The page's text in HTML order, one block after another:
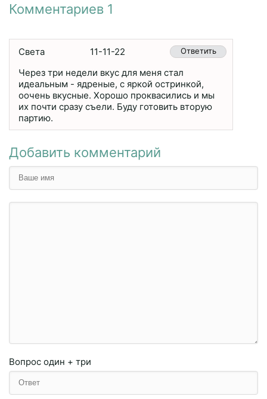
Комментариев 1
Света 11-11-22 Ответить
Через три недели вкус для меня стал
идеальным - ядреные, с яркой остринкой,
оочень вкусные. Хорошо проквасились и мы
их почти сразу съели. Буду готовить вторую
партию.
Добавить комментарий
Вопрос один + три